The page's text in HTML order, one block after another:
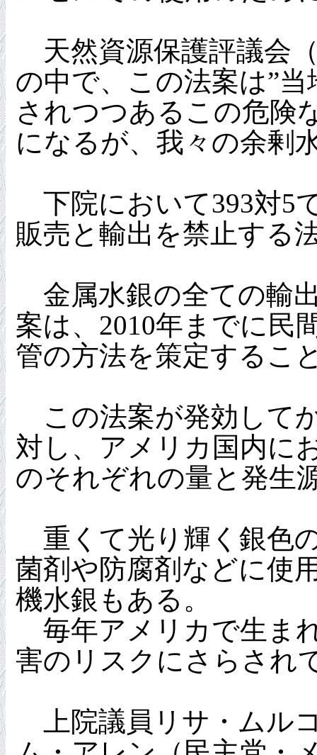
天然資源保護評議会（
の中で、この法案は”
されつつあるこの危険
になるが、我々の余剰
下院において393対5
販売と輸出を禁止する
金属水銀の全ての輸
案は、2010年までに民
管の方法を策定するこ
この法案が発効して
対し、アメリカ国内に
のそれぞれの量と発生
重くて光り輝く銀色
菌剤や防腐剤などに使
機水銀もある。
毎年アメリカで生ま
害のリスクにさらされ
上院議員リサ・ムル